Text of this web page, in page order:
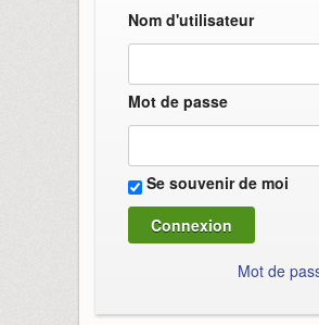
Nom d'utilisateur
Mot de passe
Se souvenir de moi
Mot de